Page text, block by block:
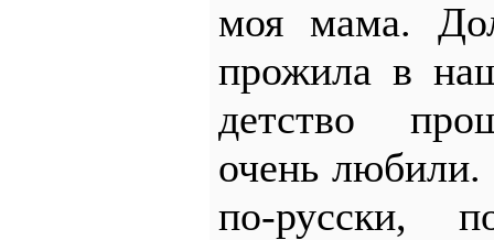
моя мама.
прожила в
детство
очень любили.
по-русски,